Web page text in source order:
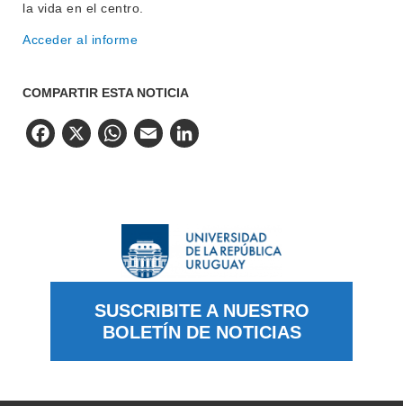
la vida en el centro.
Acceder al informe
COMPARTIR ESTA NOTICIA
Facebook
X WhatsApp
Email
SUSCRIBITE A NUESTRO
BOLETÍN DE NOTICIAS